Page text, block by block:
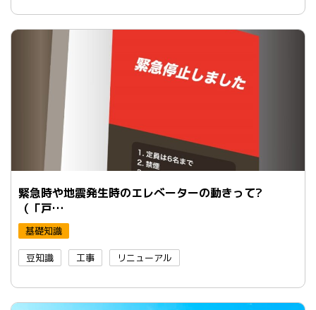
緊急時や地震発生時のエレべーターの動きって?
（「戸…
基礎知識
豆知識 工事 リニューアル